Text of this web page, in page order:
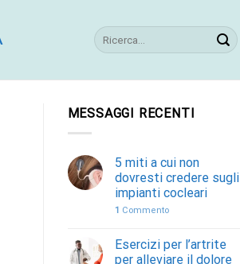
MESSAGGI RECENTI
5 miti a cui non
dovresti credere sugli
impianti cocleari
1 Commento
Esercizi per l’artrite
per alleviare il dolore